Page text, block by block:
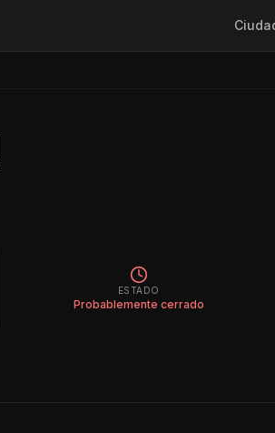
ESTADO
Probablemente cerrado